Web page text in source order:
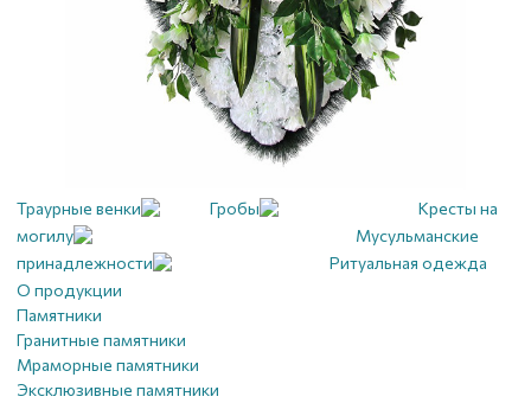
Траурные венки Гробы
Кресты на
могилу
Мусульманские
принадлежности
Ритуальная одежда
О продукции
Памятники
Гранитные памятники
Мраморные памятники
Эксклюзивные памятники